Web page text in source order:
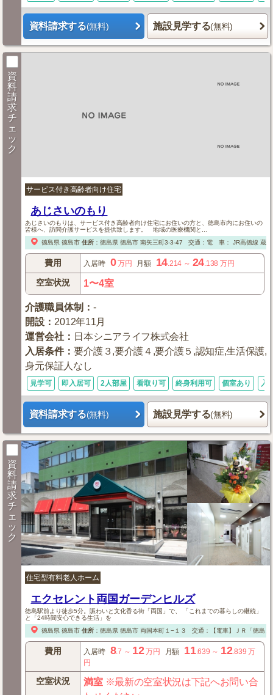
資料請求する(無料) 施設見学する(無料)
資
料
請
求
チ
ェ
ッ
ク
サービス付き高齢者向け住宅
あじさいのもり
あじさいのもりは、サービス付き高齢者向け住宅にお住いの方と、徳島市内にお住いの
皆様へ、訪問介護サービスを提供致します。 地域の医療機関と...
徳島県 徳島市 住所： 徳島県 徳島市南矢三町3-3-47 交通：電 車： JR高徳線 蔵
費用 入居時 0万円 月額 14 .214 ～ 24 .138 万円
空室状況 1〜4室
介護職員体制 ：-
開設 ： 2012年11月
運営会社 ： 日本シニアライフ株式会社
入居条件：要介護３,要介護４,要介護５,認知症,生活保護,
身元保証人なし
見学可 即入居可 2人部屋 看取り可 終身利用可 個室あり 入
資料請求する(無料) 施設見学する(無料)
資
料
請
求
チ
ェ
ッ
ク
住宅型有料老人ホーム
エクセレント両国ガーデンヒルズ
徳島駅前より徒歩5分。賑わいと文化香る街「両国」で、 「これまでの暮らしの継続」
と「24時間安心できる生活」を
徳島県 徳島市 住所： 徳島県 徳島市両国本町１−１３ 交通：【電車】ＪＲ「徳島」
費用 入居時 8.7 ～ 12万円 月額 11.639 ～ 12.839 万
円
空室状況 満室※最新の空室状況は下記へお問い合